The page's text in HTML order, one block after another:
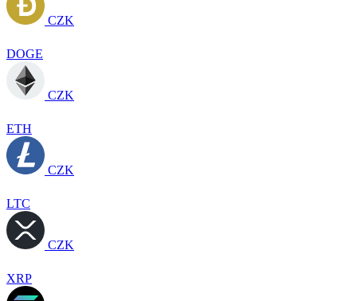
CZK
DOGE
CZK
ETH
CZK
LTC
CZK
XRP